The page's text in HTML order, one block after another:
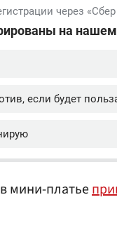
мини-платье